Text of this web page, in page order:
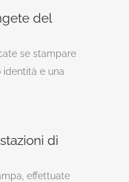
del
se stampare
e una
di
effettuate